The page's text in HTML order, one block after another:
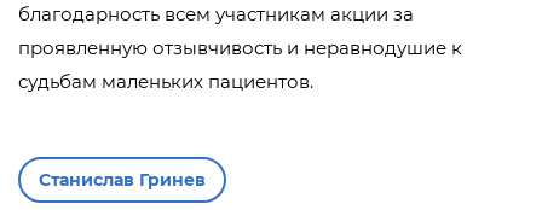
благодарность всем участникам акции за
проявленную отзывчивость и неравнодушие к
судьбам маленьких пациентов.
Станислав Гринев